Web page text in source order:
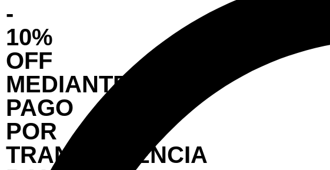
-
10%
OFF
MEDIANTE
PAGO
POR
TRANSFERENCIA